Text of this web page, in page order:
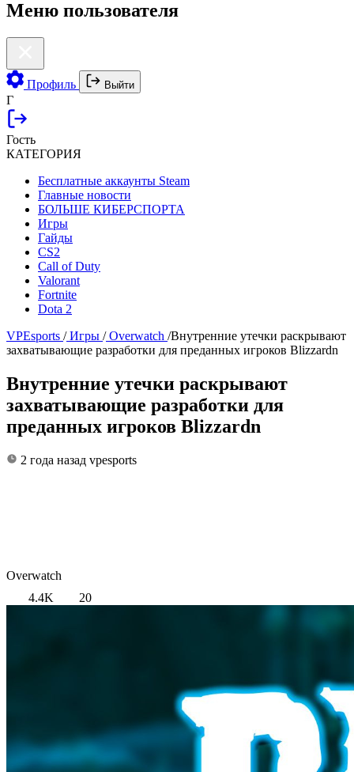
Меню пользователя
Профиль Выйти
Г
Гость
КАТЕГОРИЯ
Бесплатные аккаунты Steam
Главные новости
БОЛЬШЕ КИБЕРСПОРТА
Игры
Гайды
CS2
Call of Duty
Valorant
Fortnite
Dota 2
VPEsports / Игры / Overwatch /Внутренние утечки раскрывают
захватывающие разработки для преданных игроков Blizzardn
Внутренние утечки раскрывают
захватывающие разработки для
преданных игроков Blizzardn
2 года назад vpesports
Overwatch
4.4K
20